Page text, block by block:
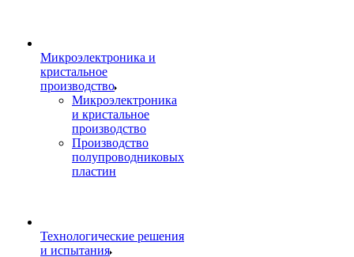
Микроэлектроника и
кристальное
производство
Микроэлектроника
и кристальное
производство
Производство
полупроводниковых
пластин
Технологические решения
и испытания